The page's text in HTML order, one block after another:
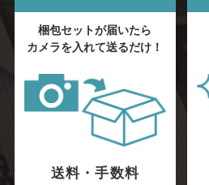
梱包セットが届いたら
カメラを入れて送るだけ！
送料・手数料